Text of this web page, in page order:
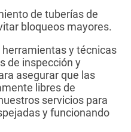
de tuberías de
bloqueos mayores.
y técnicas
de inspección y
asegurar que las
libres de
servicios para
y funcionando